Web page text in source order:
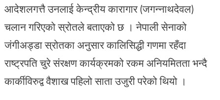
आदेशलगत्तै उनलाई केन्द्रीय कारागार (जगन्नाथदेवल)
चलान गरिएको स्रोतले बताएको छ । नेपाली सेनाको
जंगीअड्डा स्रोतका अनुसार कालिसिद्धी गणमा रहँदा
राष्ट्रपति चुरे संरक्षण कार्यक्रमको रकम अनियमितता भन्दै
कार्कीविरुद्व वैशाख पहिलो साता उजुरी परेको थियो ।